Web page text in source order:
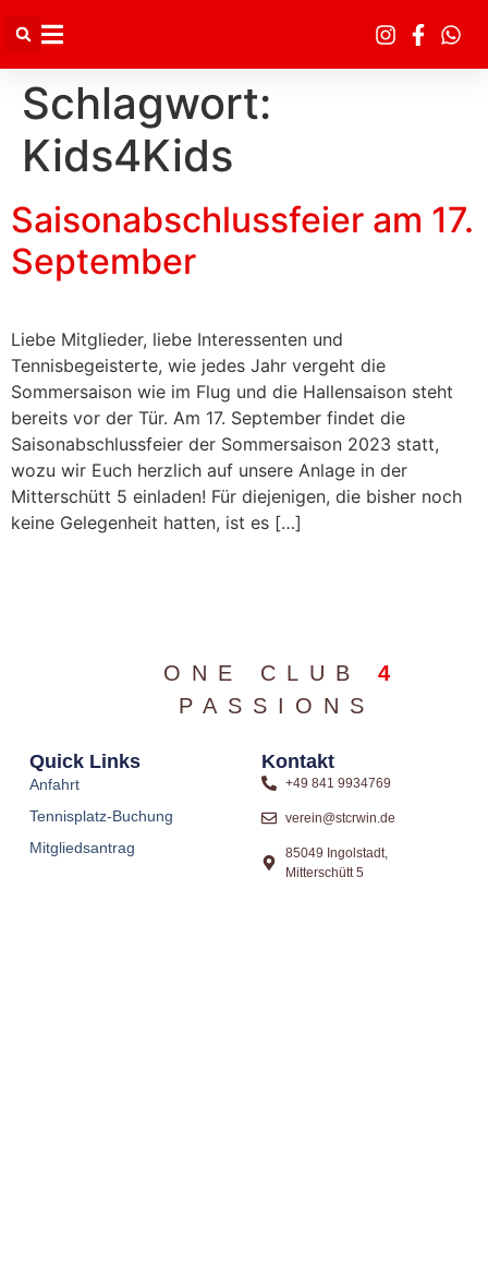
springen
Schlagwort:
Kids4Kids
Saisonabschlussfeier am 17.
September
Liebe Mitglieder, liebe Interessenten und
Tennisbegeisterte, wie jedes Jahr vergeht die
Sommersaison wie im Flug und die Hallensaison steht
bereits vor der Tür. Am 17. September findet die
Saisonabschlussfeier der Sommersaison 2023 statt,
wozu wir Euch herzlich auf unsere Anlage in der
Mitterschütt 5 einladen! Für diejenigen, die bisher noch
keine Gelegenheit hatten, ist es […]
ONE CLUB
4
PASSIONS
Quick Links
Anfahrt
Tennisplatz-Buchung
Mitgliedsantrag
Kontakt
+49 841 9934769
verein@stcrwin.de
85049 Ingolstadt,
Mitterschütt 5